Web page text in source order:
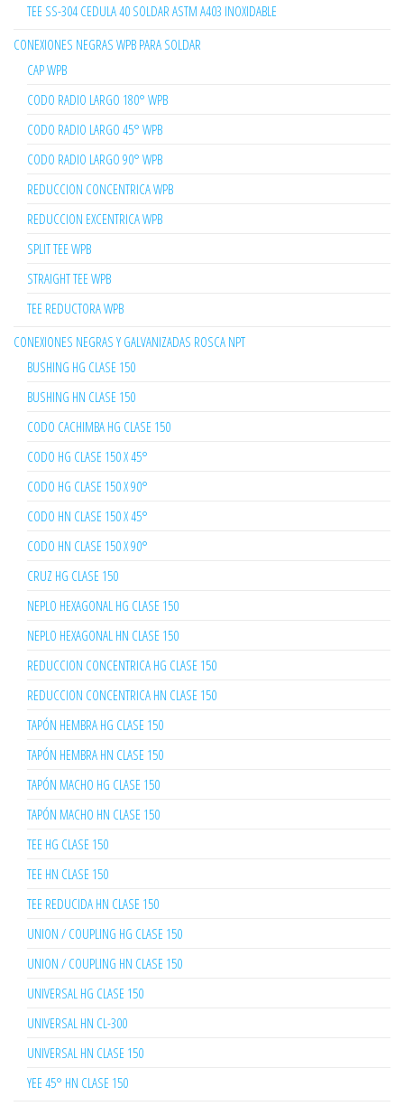
TEE SS-304 CEDULA 40 SOLDAR ASTM A403 INOXIDABLE
CONEXIONES NEGRAS WPB PARA SOLDAR
CAP WPB
CODO RADIO LARGO 180° WPB
CODO RADIO LARGO 45° WPB
CODO RADIO LARGO 90° WPB
REDUCCION CONCENTRICA WPB
REDUCCION EXCENTRICA WPB
SPLIT TEE WPB
STRAIGHT TEE WPB
TEE REDUCTORA WPB
CONEXIONES NEGRAS Y GALVANIZADAS ROSCA NPT
BUSHING HG CLASE 150
BUSHING HN CLASE 150
CODO CACHIMBA HG CLASE 150
CODO HG CLASE 150 X 45°
CODO HG CLASE 150 X 90°
CODO HN CLASE 150 X 45°
CODO HN CLASE 150 X 90°
CRUZ HG CLASE 150
NEPLO HEXAGONAL HG CLASE 150
NEPLO HEXAGONAL HN CLASE 150
REDUCCION CONCENTRICA HG CLASE 150
REDUCCION CONCENTRICA HN CLASE 150
TAPÓN HEMBRA HG CLASE 150
TAPÓN HEMBRA HN CLASE 150
TAPÓN MACHO HG CLASE 150
TAPÓN MACHO HN CLASE 150
TEE HG CLASE 150
TEE HN CLASE 150
TEE REDUCIDA HN CLASE 150
UNION / COUPLING HG CLASE 150
UNION / COUPLING HN CLASE 150
UNIVERSAL HG CLASE 150
UNIVERSAL HN CL-300
UNIVERSAL HN CLASE 150
YEE 45° HN CLASE 150